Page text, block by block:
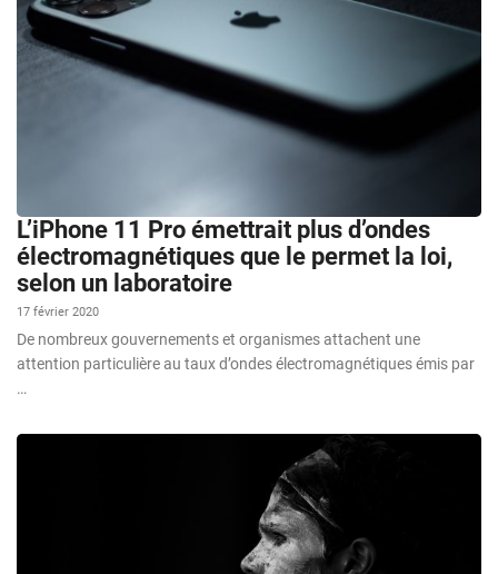
L’iPhone 11 Pro émettrait plus d’ondes
électromagnétiques que le permet la loi,
selon un laboratoire
17 février 2020
De nombreux gouvernements et organismes attachent une
attention particulière au taux d’ondes électromagnétiques émis par
…